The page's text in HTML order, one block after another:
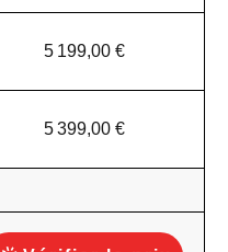
5 199,00 €
5 399,00 €